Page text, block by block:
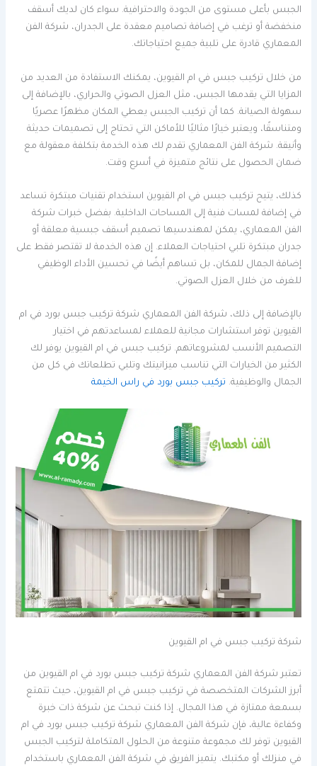
الجبس بأعلى مستوى من الجودة والاحترافية. سواء كان لديك أسقف
منخفضة أو ترغب في إضافة تصاميم معقدة على الجدران، شركة الفن
المعماري قادرة على تلبية جميع احتياجاتك.
من خلال تركيب جبس في ام القيوين، يمكنك الاستفادة من العديد من
المزايا التي يقدمها الجبس، مثل العزل الصوتي والحراري، بالإضافة إلى
سهولة الصيانة. كما أن تركيب الجبس يعطي المكان مظهرًا عصريًا
ومتناسقًا، ويعتبر خيارًا مثاليًا للأماكن التي تحتاج إلى تصميمات حديثة
وأنيقة. شركة الفن المعماري تقدم لك هذه الخدمة بتكلفة معقولة مع
ضمان الحصول على نتائج متميزة في أسرع وقت.
كذلك، يتيح تركيب جبس في ام القيوين استخدام تقنيات مبتكرة تساعد
في إضافة لمسات فنية إلى المساحات الداخلية. بفضل خبرات شركة
الفن المعماري، يمكن لمهندسيها تصميم أسقف جبسية معلقة أو
جدران مبتكرة تلبي احتياجات العملاء. إن هذه الخدمة لا تقتصر فقط على
إضافة الجمال للمكان، بل تساهم أيضًا في تحسين الأداء الوظيفي
للغرف من خلال العزل الصوتي.
بالإضافة إلى ذلك، شركة الفن المعماري شركة تركيب جبس بورد في ام
القيوين توفر استشارات مجانية للعملاء لمساعدتهم في اختيار
التصميم الأنسب لمشروعاتهم. تركيب جبس في ام القيوين يوفر لك
الكثير من الخيارات التي تناسب ميزانيتك وتلبي تطلعاتك في كل من
الجمال والوظيفية. تركيب جبس بورد في راس الخيمة
شركة تركيب جبس في ام القيوين
تعتبر شركة الفن المعماري شركة تركيب جبس بورد في ام القيوين من
أبرز الشركات المتخصصة في تركيب جبس في ام القيوين، حيث تتمتع
بسمعة ممتازة في هذا المجال. إذا كنت تبحث عن شركة ذات خبرة
وكفاءة عالية، فإن شركة الفن المعماري شركة تركيب جبس بورد في ام
القيوين توفر لك مجموعة متنوعة من الحلول المتكاملة لتركيب الجبس
في منزلك أو مكتبك. يتميز الفريق في شركة الفن المعماري باستخدام